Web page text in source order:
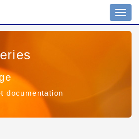
documentation